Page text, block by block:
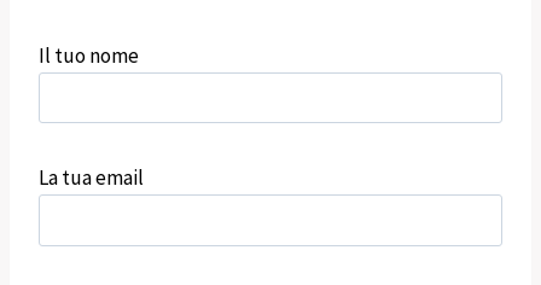
Il tuo nome
La tua email